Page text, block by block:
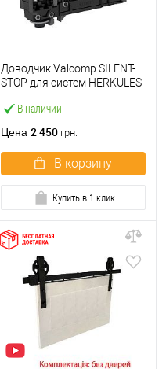
В наличии
Доводчик Valcomp SILENT-
STOP для систем HERKULES
до 80 кг
Цена 2 450 грн.
В корзину
Купить в 1 клик